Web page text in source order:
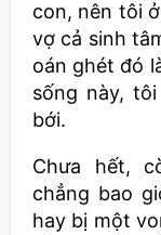
con, nên tôi
vợ cả sinh
oán ghét đó
sống này,
bới.
Chưa hết,
chẳng bao
hay bị một